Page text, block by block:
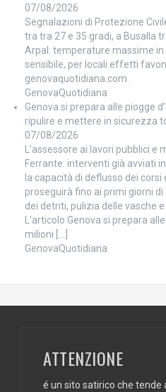
07/08/2026
Segnalazioni di Protezione
tra tra 27 e 35 gradi, a Busalla
Arpal: temperature massime
sensibile, per locali effetti
genovaquotidiana.com.
GenovaQuotidiana
Genova si prepara alle piogge
ripulire e mettere in sicurezza
07/08/2026
L’assessore ai lavori pubblici
Ferrante: interventi già avviati
la capacità di deflusso dei corsi
proseguirà fino ai primi giorni
dei detriti, pulizia delle vasche
L'articolo Genova si prepara
milioni […]
GenovaQuotidiana
ATTENZIONE
é un sito satirico che tende